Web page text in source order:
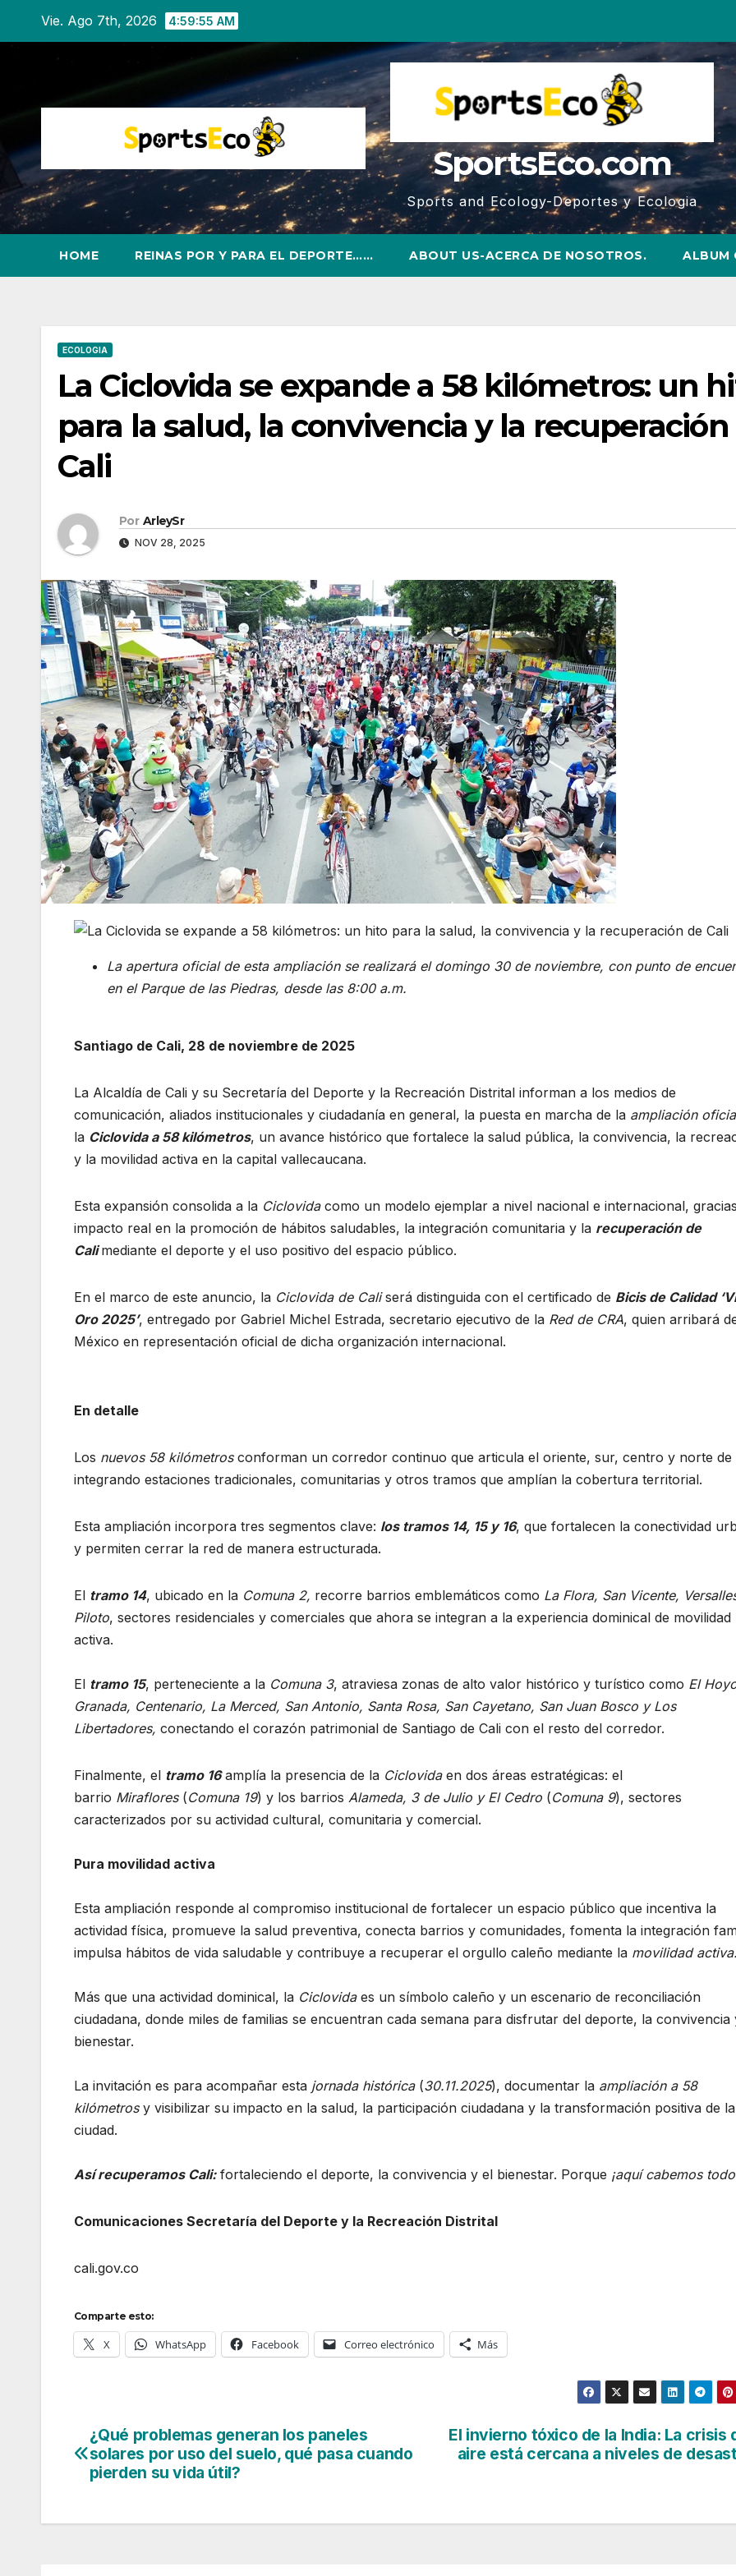
contenido
Vie. Ago 7th, 2026 4:59:56 AM
SportsEco.com
Sports and Ecology-Deportes y Ecologia
HOME REINAS POR Y PARA EL DEPORTE…… ABOUT US-ACERCA DE NOSOTROS. ALBUM
ECOLOGIA
La Ciclovida se expande a 58 kilómetros: un
para la salud, la convivencia y la
Cali
Por ArleySr
NOV 28, 2025
La apertura oficial de esta ampliación se realizará el domingo 30 de noviembre, con punto de
en el Parque de las Piedras, desde las 8:00 a.m.
Santiago de Cali, 28 de noviembre de 2025
La Alcaldía de Cali y su Secretaría del Deporte y la Recreación Distrital informan a los medios de
comunicación, aliados institucionales y ciudadanía en general, la puesta en marcha de la ampliación
la Ciclovida a 58 kilómetros, un avance histórico que fortalece la salud pública, la convivencia, la
y la movilidad activa en la capital vallecaucana.
Esta expansión consolida a la Ciclovidacomo un modelo ejemplar a nivel nacional e internacional,
impacto real en la promoción de hábitos saludables, la integración comunitaria y la recuperación de
Calimediante el deporte y el uso positivo del espacio público.
En el marco de este anuncio, la Ciclovida de Caliserá distinguida con el certificado de Bicis de Calidad
Oro 2025’, entregado por Gabriel Michel Estrada, secretario ejecutivo de la Red de CRA, quien arribará
México en representación oficial de dicha organización internacional.
En detalle
Los nuevos 58 kilómetrosconforman un corredor continuo que articula el oriente, sur, centro y norte de
integrando estaciones tradicionales, comunitarias y otros tramos que amplían la cobertura territorial.
Esta ampliación incorpora tres segmentos clave: los tramos 14, 15 y 16, que fortalecen la conectividad
y permiten cerrar la red de manera estructurada.
El tramo 14, ubicado en la Comuna 2, recorre barrios emblemáticos como La Flora, San Vicente,
Piloto, sectores residenciales y comerciales que ahora se integran a la experiencia dominical de movilidad
activa.
El tramo 15, perteneciente a la Comuna 3, atraviesa zonas de alto valor histórico y turístico como El
Granada, Centenario, La Merced, San Antonio, Santa Rosa, San Cayetano, San Juan Bosco y Los
Libertadores, conectando el corazón patrimonial de Santiago de Cali con el resto del corredor.
Finalmente, el tramo 16amplía la presencia de la Ciclovidaen dos áreas estratégicas: el
barrio Miraflores(Comuna 19) y los barrios Alameda, 3 de Julio y El Cedro (Comuna 9), sectores
caracterizados por su actividad cultural, comunitaria y comercial.
Pura movilidad activa
Esta ampliación responde al compromiso institucional de fortalecer un espacio público que incentiva la
actividad física, promueve la salud preventiva, conecta barrios y comunidades, fomenta la integración
impulsa hábitos de vida saludable y contribuye a recuperar el orgullo caleño mediante la movilidad
Más que una actividad dominical, la Ciclovidaes un símbolo caleño y un escenario de reconciliación
ciudadana, donde miles de familias se encuentran cada semana para disfrutar del deporte, la convivencia
bienestar.
La invitación es para acompañar esta jornada histórica(30.11.2025), documentar la ampliación a 58
kilómetrosy visibilizar su impacto en la salud, la participación ciudadana y la transformación positiva de la
ciudad.
Así recuperamos Cali:fortaleciendo el deporte, la convivencia y el bienestar. Porque ¡aquí cabemos
Comunicaciones Secretaría del Deporte y la Recreación Distrital
cali.gov.co
Comparte esto:
X WhatsApp Facebook Correo electrónico Más
Navegación
de
El invierno tóxico de la India: La crisis
aire está cercana a niveles de
¿Qué problemas generan los paneles
solares por uso del suelo, qué pasa cuando
pierden su vida útil?